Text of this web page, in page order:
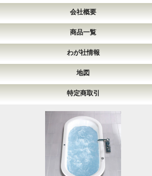
会社概要
商品一覧
わが社情報
地図
特定商取引